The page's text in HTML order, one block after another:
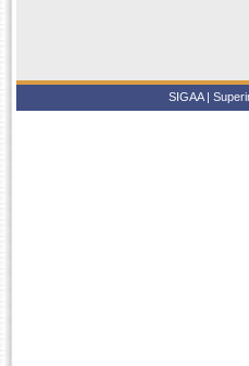
SIGAA |